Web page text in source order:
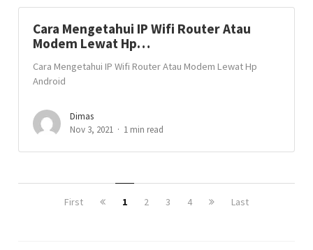
Cara Mengetahui IP Wifi Router Atau
Modem Lewat Hp…
Cara Mengetahui IP Wifi Router Atau Modem Lewat Hp
Android
Dimas
Nov 3, 2021
1 min read
First 1 2 3 4 Last